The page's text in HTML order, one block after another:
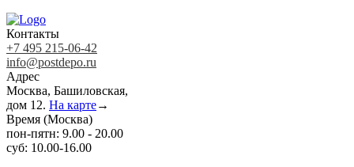
Контакты
+7 495 215-06-42
info@postdepo.ru
Адрес
Москва, Башиловская,
дом 12. На карте→
Время (Москва)
пон-пятн: 9.00 - 20.00
суб: 10.00-16.00